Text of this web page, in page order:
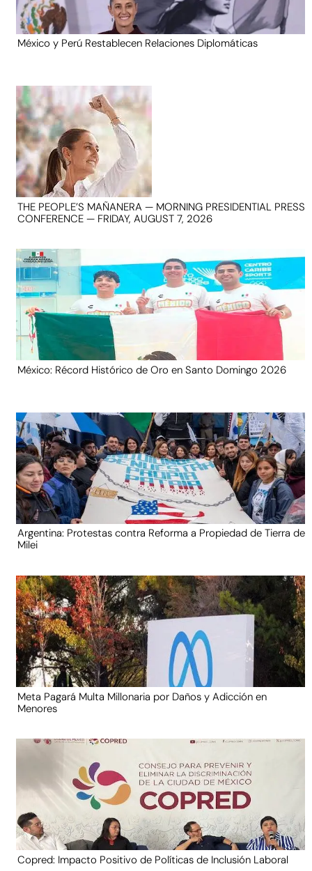
México y Perú Restablecen Relaciones Diplomáticas
THE PEOPLE’S MAÑANERA — MORNING PRESIDENTIAL PRESS
CONFERENCE — FRIDAY, AUGUST 7, 2026
México: Récord Histórico de Oro en Santo Domingo 2026
Argentina: Protestas contra Reforma a Propiedad de Tierra de
Milei
Meta Pagará Multa Millonaria por Daños y Adicción en
Menores
Copred: Impacto Positivo de Políticas de Inclusión Laboral